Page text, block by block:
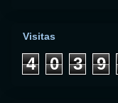
Visitas
4 0 3 9